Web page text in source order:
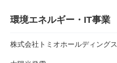
環境エネルギー・IT事業
株式会社トミオホールディングス